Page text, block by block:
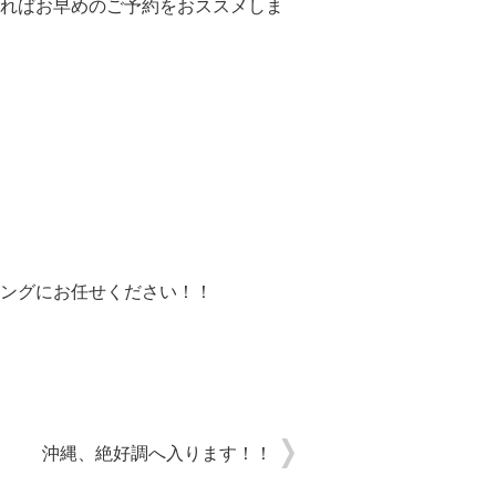
ばお早めのご予約をおススメしま
グにお任せください！！
沖縄、絶好調へ入ります！！